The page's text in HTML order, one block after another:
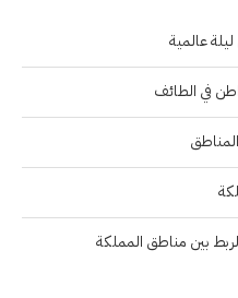
في الطائف
بين مناطق المملكة